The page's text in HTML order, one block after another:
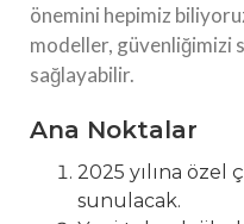
önemini hepimiz
modeller, güvenliğimizi
sağlayabilir.
Ana Noktalar
2025 yılına özel
sunulacak.